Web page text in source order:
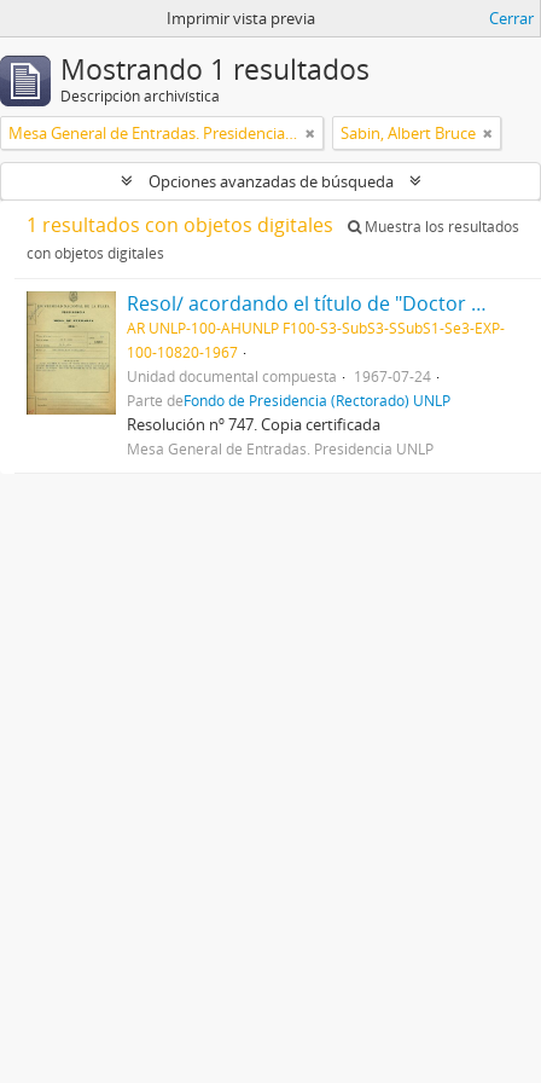
Imprimir vista previa Cerrar
Mostrando 1 resultados
Descripción archivística
Mesa General de Entradas. Presidencia UNLP Sabin, Albert Bruce
Opciones avanzadas de búsqueda
1 resultados con objetos digitales
Muestra los resultados
con objetos digitales
Resol/ acordando el título de "Doctor Honoris Causa" al Dr. Albert Sabin, y disponiendo que el acto de entrega del mismo se efectúe el día 28 del actual, en esta Presidencia 1967
AR UNLP-100-AHUNLP F100-S3-SubS3-SSubS1-Se3-EXP-
100-10820-1967
Unidad documental compuesta
1967-07-24
Parte deFondo de Presidencia (Rectorado) UNLP
Resolución nº 747. Copia certificada
Mesa General de Entradas. Presidencia UNLP